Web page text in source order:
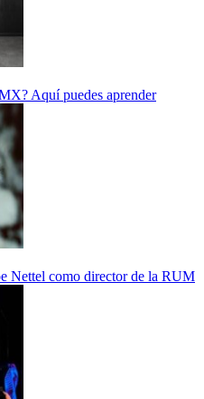
Aquí puedes aprender
Nettel como director de la RUM